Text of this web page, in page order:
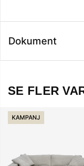
Dokument
SE FLER
KAMPANJ